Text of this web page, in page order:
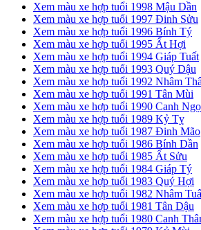
Xem màu xe hợp tuổi 1998 Mậu Dần
Xem màu xe hợp tuổi 1997 Đinh Sửu
Xem màu xe hợp tuổi 1996 Bính Tý
Xem màu xe hợp tuổi 1995 Ất Hợi
Xem màu xe hợp tuổi 1994 Giáp Tuất
Xem màu xe hợp tuổi 1993 Quý Dậu
Xem màu xe hợp tuổi 1992 Nhâm
Xem màu xe hợp tuổi 1991 Tân Mùi
Xem màu xe hợp tuổi 1990 Canh Ngọ
Xem màu xe hợp tuổi 1989 Kỷ Tỵ
Xem màu xe hợp tuổi 1987 Đinh Mão
Xem màu xe hợp tuổi 1986 Bính Dần
Xem màu xe hợp tuổi 1985 Ất Sửu
Xem màu xe hợp tuổi 1984 Giáp Tý
Xem màu xe hợp tuổi 1983 Quý Hợi
Xem màu xe hợp tuổi 1982 Nhâm
Xem màu xe hợp tuổi 1981 Tân Dậu
Xem màu xe hợp tuổi 1980 Canh